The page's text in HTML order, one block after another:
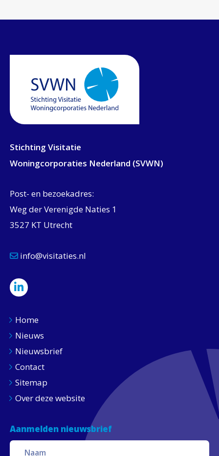
Stichting Visitatie
Woningcorporaties Nederland (SVWN)
Post- en bezoekadres:
Weg der Verenigde Naties 1
3527 KT Utrecht
info@visitaties.nl
Home
Nieuws
Nieuwsbrief
Contact
Sitemap
Over deze website
Aanmelden nieuwsbrief